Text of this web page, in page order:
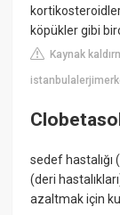
köpükler gibi
Kaynak
sedef
(deri
azaltmak için